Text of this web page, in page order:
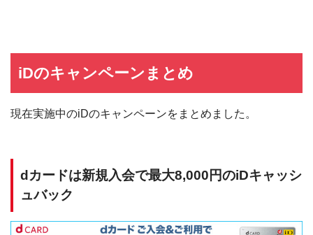
iDのキャンペーンまとめ
現在実施中のiDのキャンペーンをまとめました。
dカードは新規入会で最大8,000円のiDキャッシ
ュバック